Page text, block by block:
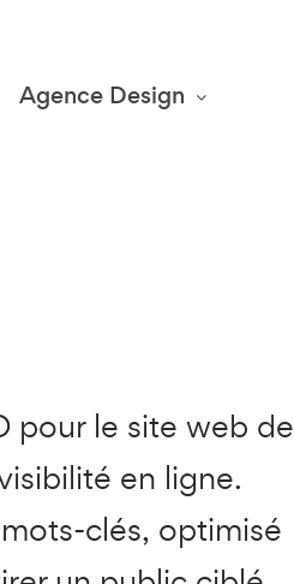
Agence Design
pour le site web de
en ligne.
clés, optimisé